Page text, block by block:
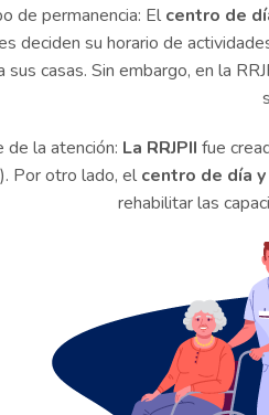
de permanencia: El centro de
deciden su horario de
sus casas. Sin embargo, en la
de la atención: La RRJPII fue
Por otro lado, el centro de día
rehabilitar las